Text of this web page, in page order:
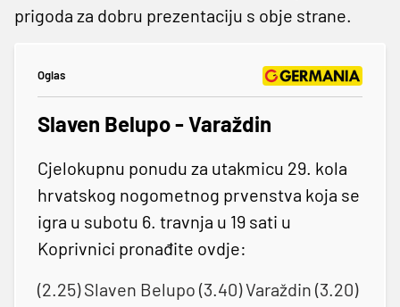
prigoda za dobru prezentaciju s obje strane.
Oglas
Slaven Belupo - Varaždin
Cjelokupnu ponudu za utakmicu 29. kola
hrvatskog nogometnog prvenstva koja se
igra u subotu 6. travnja u 19 sati u
Koprivnici pronađite ovdje:
(2.25) Slaven Belupo (3.40) Varaždin (3.20)